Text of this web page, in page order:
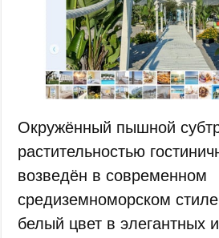
Окружённый пышной
растительностью
возведён в современном
средиземноморском
белый цвет в элегантных